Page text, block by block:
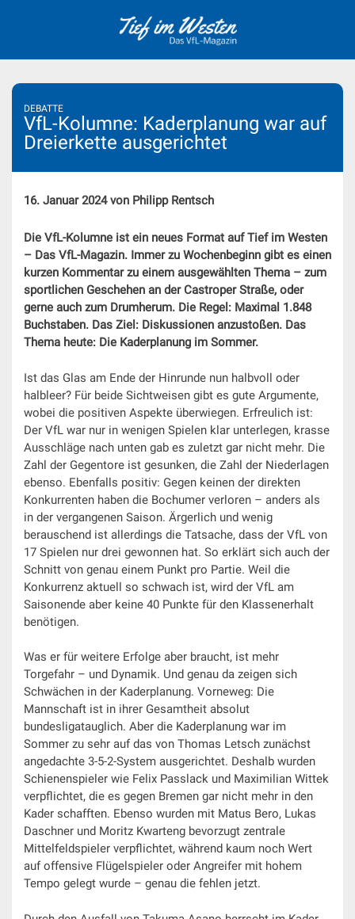
DEBATTE
VfL-Kolumne: Kaderplanung war auf
Dreierkette ausgerichtet
16. Januar 2024 von Philipp Rentsch
Die VfL-Kolumne ist ein neues Format auf Tief im Westen
– Das VfL-Magazin. Immer zu Wochenbeginn gibt es einen
kurzen Kommentar zu einem ausgewählten Thema – zum
sportlichen Geschehen an der Castroper Straße, oder
gerne auch zum Drumherum. Die Regel: Maximal 1.848
Buchstaben. Das Ziel: Diskussionen anzustoßen. Das
Thema heute: Die Kaderplanung im Sommer.
Ist das Glas am Ende der Hinrunde nun halbvoll oder
halbleer? Für beide Sichtweisen gibt es gute Argumente,
wobei die positiven Aspekte überwiegen. Erfreulich ist:
Der VfL war nur in wenigen Spielen klar unterlegen, krasse
Ausschläge nach unten gab es zuletzt gar nicht mehr. Die
Zahl der Gegentore ist gesunken, die Zahl der Niederlagen
ebenso. Ebenfalls positiv: Gegen keinen der direkten
Konkurrenten haben die Bochumer verloren – anders als
in der vergangenen Saison. Ärgerlich und wenig
berauschend ist allerdings die Tatsache, dass der VfL von
17 Spielen nur drei gewonnen hat. So erklärt sich auch der
Schnitt von genau einem Punkt pro Partie. Weil die
Konkurrenz aktuell so schwach ist, wird der VfL am
Saisonende aber keine 40 Punkte für den Klassenerhalt
benötigen.
Was er für weitere Erfolge aber braucht, ist mehr
Torgefahr – und Dynamik. Und genau da zeigen sich
Schwächen in der Kaderplanung. Vorneweg: Die
Mannschaft ist in ihrer Gesamtheit absolut
bundesligatauglich. Aber die Kaderplanung war im
Sommer zu sehr auf das von Thomas Letsch zunächst
angedachte 3-5-2-System ausgerichtet. Deshalb wurden
Schienenspieler wie Felix Passlack und Maximilian Wittek
verpflichtet, die es gegen Bremen gar nicht mehr in den
Kader schafften. Ebenso wurden mit Matus Bero, Lukas
Daschner und Moritz Kwarteng bevorzugt zentrale
Mittelfeldspieler verpflichtet, während kaum noch Wert
auf offensive Flügelspieler oder Angreifer mit hohem
Tempo gelegt wurde – genau die fehlen jetzt.